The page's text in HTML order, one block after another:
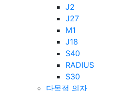
J2
J27
M1
J18
S40
RADIUS
S30
다목적 의자